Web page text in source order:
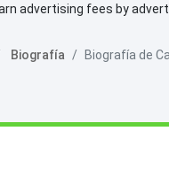
advertising fees by
Biografía Biografía de